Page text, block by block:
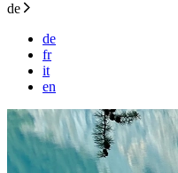
de
de
fr
it
en